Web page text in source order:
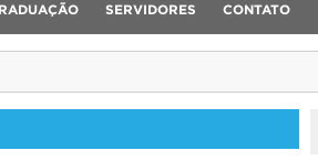
SERVIDORES CONTATO